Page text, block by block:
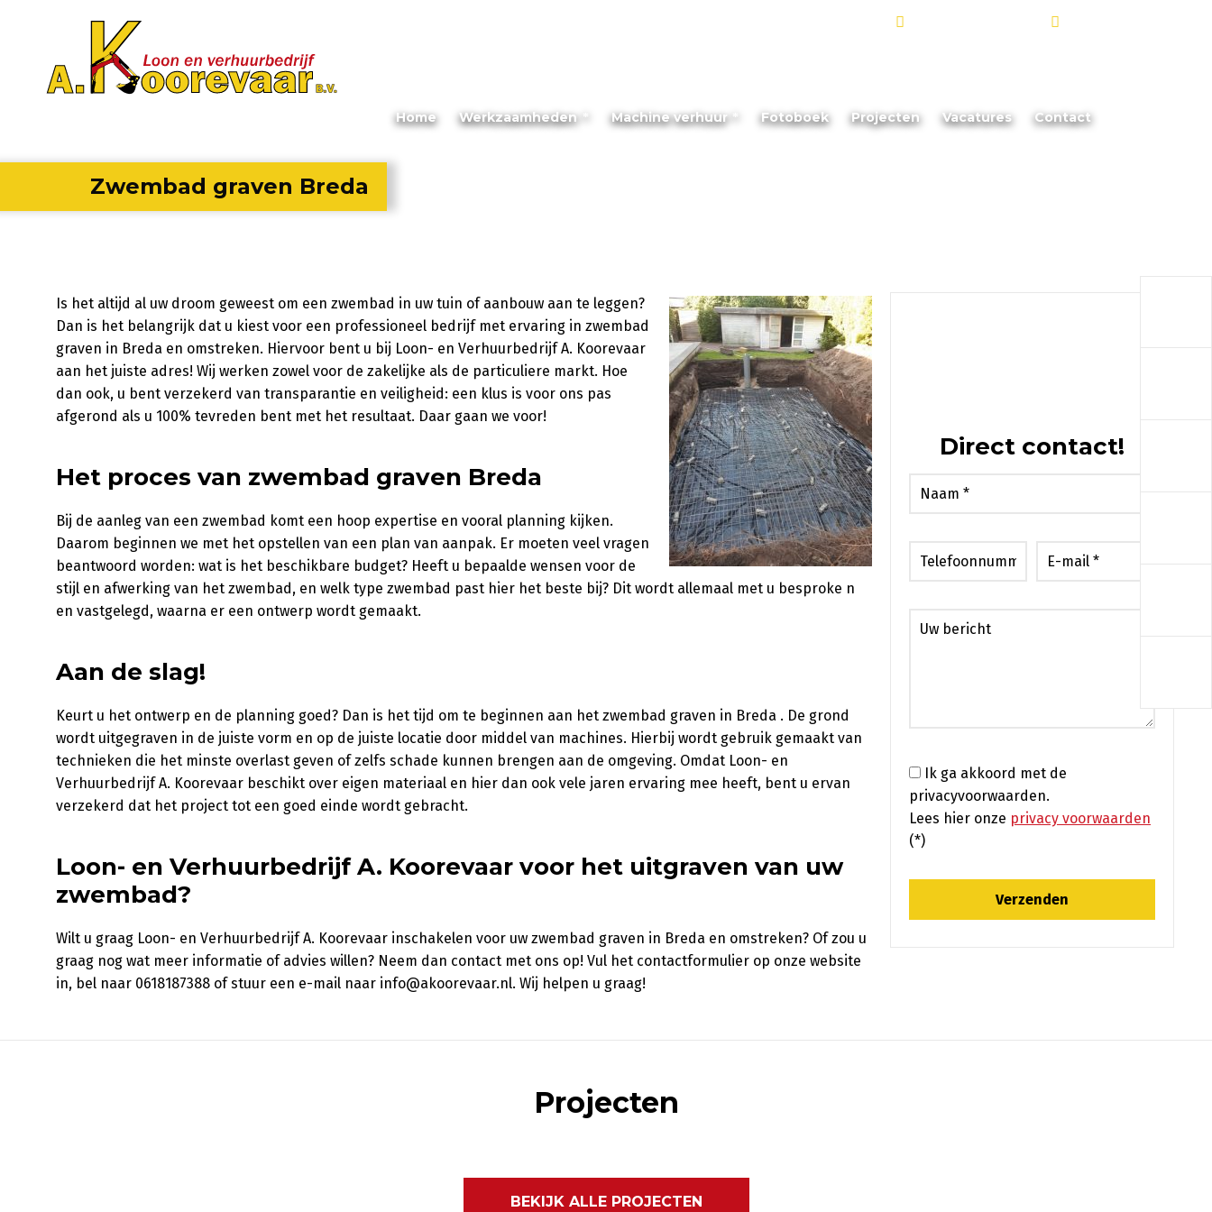
Home Werkzaamheden Machine verhuur Fotoboek Projecten Vacatures Contact
Zwembad graven Breda
Is het altijd al uw droom geweest om een zwembad in uw tuin of aanbouw aan te leggen?
Dan is het belangrijk dat u kiest voor een professioneel bedrijf met ervaring in zwembad
graven in Breda en omstreken. Hiervoor bent u bij Loon- en Verhuurbedrijf A. Koorevaar
aan het juiste adres! Wij werken zowel voor de zakelijke als de particuliere markt. Hoe
dan ook, u bent verzekerd van transparantie en veiligheid: een klus is voor ons pas
afgerond als u 100% tevreden bent met het resultaat. Daar gaan we voor!
Het proces van zwembad graven Breda
Bij de aanleg van een zwembad komt een hoop expertise en vooral planning kijken.
Daarom beginnen we met het opstellen van een plan van aanpak. Er moeten veel vragen
beantwoord worden: wat is het beschikbare budget? Heeft u bepaalde wensen voor de
stijl en afwerking van het zwembad, en welk type zwembad past hier het beste bij? Dit wordt allemaal met u besproke n
en vastgelegd, waarna er een ontwerp wordt gemaakt.
Aan de slag!
Keurt u het ontwerp en de planning goed? Dan is het tijd om te beginnen aan het zwembad graven in Breda . De grond
wordt uitgegraven in de juiste vorm en op de juiste locatie door middel van machines. Hierbij wordt gebruik gemaakt van
technieken die het minste overlast geven of zelfs schade kunnen brengen aan de omgeving. Omdat Loon- en
Verhuurbedrijf A. Koorevaar beschikt over eigen materiaal en hier dan ook vele jaren ervaring mee heeft, bent u ervan
verzekerd dat het project tot een goed einde wordt gebracht.
Loon- en Verhuurbedrijf A. Koorevaar voor het uitgraven van uw
zwembad?
Wilt u graag Loon- en Verhuurbedrijf A. Koorevaar inschakelen voor uw zwembad graven in Breda en omstreken? Of zou u
graag nog wat meer informatie of advies willen? Neem dan contact met ons op! Vul het contactformulier op onze website
in, bel naar 0618187388 of stuur een e-mail naar info@akoorevaar.nl. Wij helpen u graag!
Direct contact!
Ik ga akkoord met de
privacyvoorwaarden.
Lees hier onze privacy voorwaarden
(*)
Projecten
BEKIJK ALLE PROJECTEN